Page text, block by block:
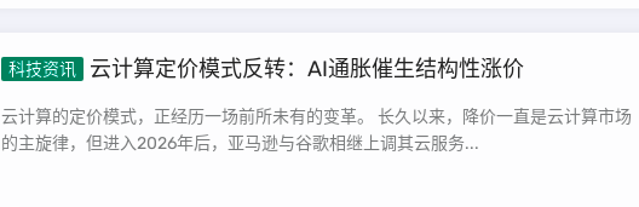
科技资讯 云计算定价模式反转：AI通胀催生结构性涨价
云计算的定价模式，正经历一场前所未有的变革。 长久以来，降价一直是云计算市场
的主旋律，但进入2026年后，亚马逊与谷歌相继上调其云服务...